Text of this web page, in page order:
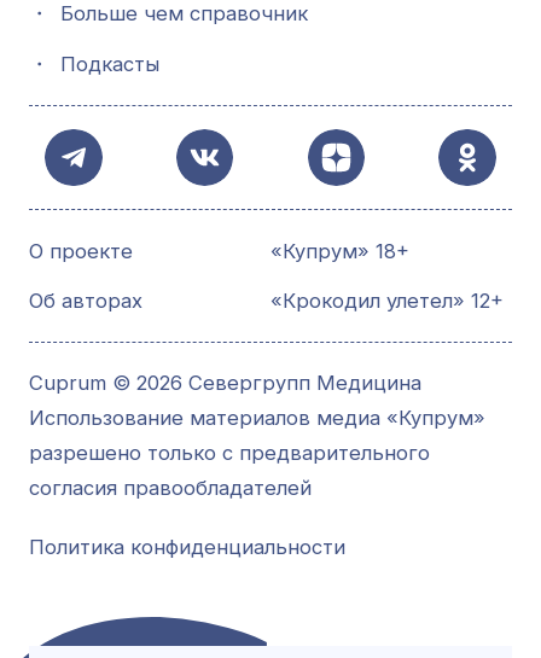
・ Больше чем справочник
・ Подкасты
О проекте
Об авторах
«Купрум» 18+
«Крокодил улетел» 12+
Cuprum © 2026 Севергрупп Медицина
Использование материалов медиа «Купрум»
разрешено только с предварительного
согласия правообладателей
Политика конфиденциальности